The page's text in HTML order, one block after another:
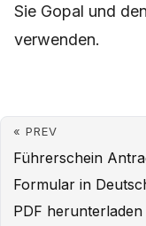
Sie Gopal und
verwenden.
« PREV
Führerschein
Formular in
PDF herunterladen